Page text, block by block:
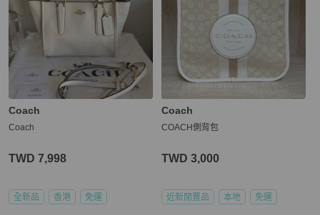
Coach
Coach
TWD 7,998
全新品 香港 免運
Coach
COACH側背包
TWD 3,000
近新閒置品 本地 免運